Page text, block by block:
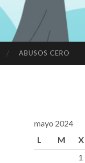
ABUSOS CERO
mayo 2024
L
M X
1